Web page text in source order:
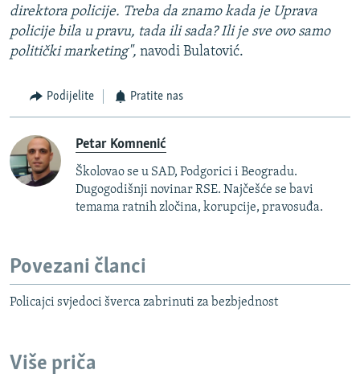
direktora policije. Treba da znamo kada je Uprava
policije bila u pravu, tada ili sada? Ili je sve ovo samo
politički marketing", navodi Bulatović.
Podijelite Pratite nas
Petar Komnenić
Školovao se u SAD, Podgorici i Beogradu.
Dugogodišnji novinar RSE. Najčešće se bavi
temama ratnih zločina, korupcije, pravosuđa.
Povezani članci
Policajci svjedoci šverca zabrinuti za bezbjednost
Više priča